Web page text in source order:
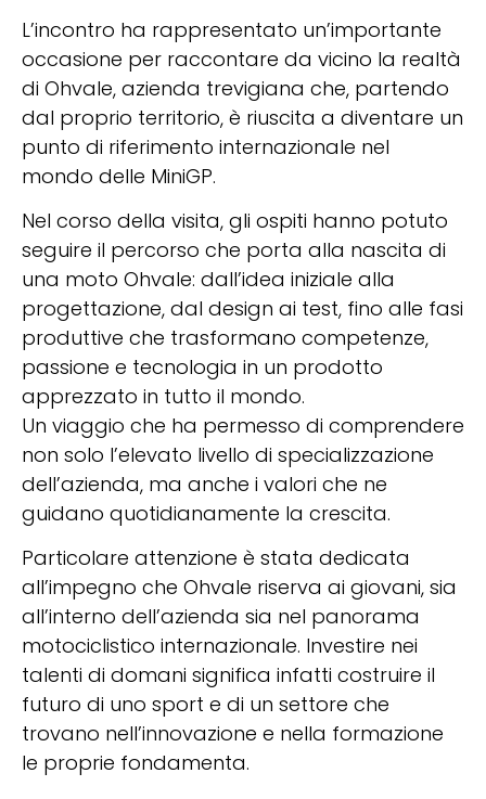
L’incontro ha rappresentato un’importante
occasione per raccontare da vicino la realtà
di Ohvale, azienda trevigiana che, partendo
dal proprio territorio, è riuscita a diventare un
punto di riferimento internazionale nel
mondo delle MiniGP.
Nel corso della visita, gli ospiti hanno potuto
seguire il percorso che porta alla nascita di
una moto Ohvale: dall’idea iniziale alla
progettazione, dal design ai test, fino alle fasi
produttive che trasformano competenze,
passione e tecnologia in un prodotto
apprezzato in tutto il mondo.
Un viaggio che ha permesso di comprendere
non solo l’elevato livello di specializzazione
dell’azienda, ma anche i valori che ne
guidano quotidianamente la crescita.
Particolare attenzione è stata dedicata
all’impegno che Ohvale riserva ai giovani, sia
all’interno dell’azienda sia nel panorama
motociclistico internazionale. Investire nei
talenti di domani significa infatti costruire il
futuro di uno sport e di un settore che
trovano nell’innovazione e nella formazione
le proprie fondamenta.